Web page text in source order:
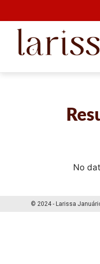
No
© 2024 - Larissa